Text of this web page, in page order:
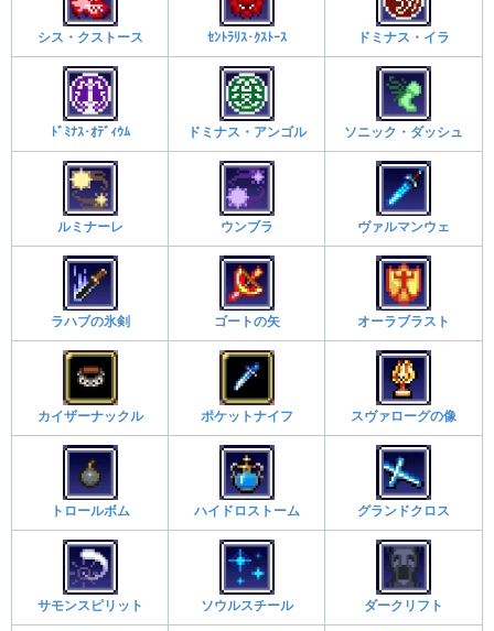
シス・クストース ｾﾝﾄﾗﾘｽ･ｸｽﾄｰｽ ドミナス・イラ
ﾄﾞﾐﾅｽ･ｵﾃﾞｨｳﾑ ドミナス・アンゴル ソニック・ダッシュ
ルミナーレ ウンブラ ヴァルマンウェ
ラハブの氷剣 ゴートの矢 オーラブラスト
カイザーナックル ポケットナイフ スヴァローグの像
トロールボム ハイドロストーム グランドクロス
サモンスピリット ソウルスチール ダークリフト